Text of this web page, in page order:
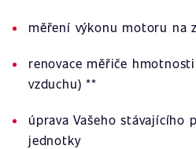
měření výkonu motoru na
renovace měřiče
vzduchu) **
úprava Vašeho stávajícího
jednotky